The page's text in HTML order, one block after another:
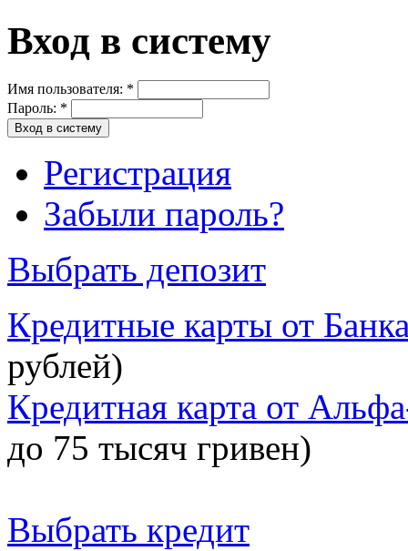
Вход в систему
Имя пользователя: *
Пароль: *
Регистрация
Забыли пароль?
Выбрать депозит
Кредитные карты от
рублей)
Кредитная карта от
до 75 тысяч гривен)
Выбрать кредит